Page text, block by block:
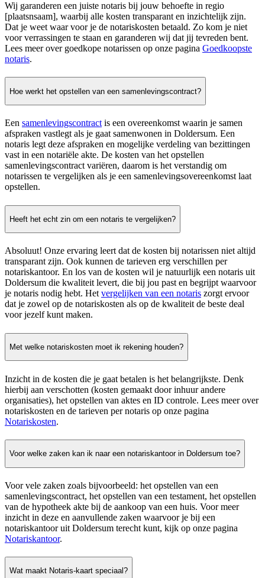
Wij garanderen een juiste notaris bij jouw behoefte in regio
[plaatsnsaam], waarbij alle kosten transparant en inzichtelijk zijn.
Dat je weet waar voor je de notariskosten betaald. Zo kom je niet
voor verrassingen te staan en garanderen wij dat jij tevreden bent.
Lees meer over goedkope notarissen op onze pagina Goedkoopste
notaris.
Hoe werkt het opstellen van een samenlevingscontract?
Een samenlevingscontract is een overeenkomst waarin je samen
afspraken vastlegt als je gaat samenwonen in Doldersum. Een
notaris legt deze afspraken en mogelijke verdeling van bezittingen
vast in een notariële akte. De kosten van het opstellen
samenlevingscontract variëren, daarom is het verstandig om
notarissen te vergelijken als je een samenlevingsovereenkomst laat
opstellen.
Heeft het echt zin om een notaris te vergelijken?
Absoluut! Onze ervaring leert dat de kosten bij notarissen niet altijd
transparant zijn. Ook kunnen de tarieven erg verschillen per
notariskantoor. En los van de kosten wil je natuurlijk een notaris uit
Doldersum die kwaliteit levert, die bij jou past en begrijpt waarvoor
je notaris nodig hebt. Hetvergelijken van een notaris zorgt ervoor
dat je zowel op de notariskosten als op de kwaliteit de beste deal
voor jezelf kunt maken.
Met welke notariskosten moet ik rekening houden?
Inzicht in de kosten die je gaat betalen is het belangrijkste. Denk
hierbij aan verschotten (kosten gemaakt door inhuur andere
organisaties), het opstellen van aktes en ID controle. Lees meer over
notariskosten en de tarieven per notaris op onze pagina
Notariskosten.
Voor welke zaken kan ik naar een notariskantoor in Doldersum toe?
Voor vele zaken zoals bijvoorbeeld: het opstellen van een
samenlevingscontract, het opstellen van een testament, het opstellen
van de hypotheek akte bij de aankoop van een huis. Voor meer
inzicht in deze en aanvullende zaken waarvoor je bij een
notariskantoor uit Doldersum terecht kunt, kijk op onze pagina
Notariskantoor.
Wat maakt Notaris-kaart speciaal?